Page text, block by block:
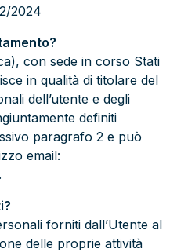
2024
con sede in corso Stati
in qualità di titolare del
dell’utente e degli
definiti
paragrafo 2 e può
email:
.
forniti dall’Utente al
delle proprie attività